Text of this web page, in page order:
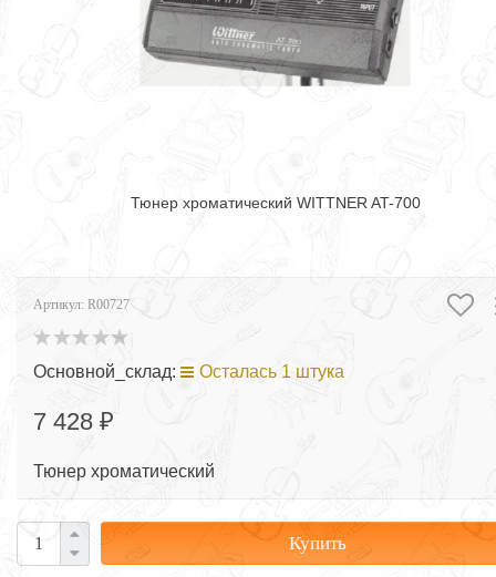
Тюнер хроматический WITTNER AT-700
Артикул: R00727
Основной_склад: Осталась 1 штука
7 428 ₽
Тюнер хроматический
Купить